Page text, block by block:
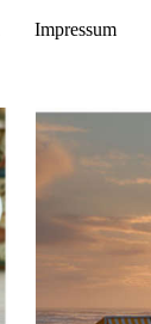
Impressum